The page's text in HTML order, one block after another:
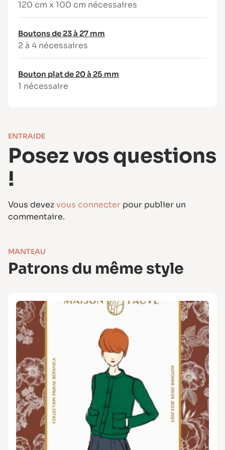
bouclette…
Niveau de difficulté
Intermédiaire à avancé
Patron destiné aux couturières ayant déjà
cousu plusieurs vêtements.
Les points techniques (doublure, col tailleur)
120 cm x 100 cm nécessaires
Boutons de 23 à 27 mm
2 à 4 nécessaires
Bouton plat de 20 à 25 mm
1 nécessaire
ENTRAIDE
Posez vos questions
!
Vous devezvous connecter pour publier un
commentaire.
MANTEAU
Patrons du même style